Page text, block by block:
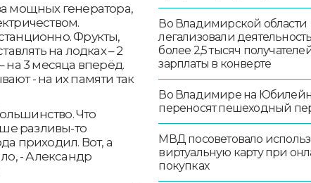
мощных генератора,
Фрукты,
на лодках – 2
на 3 месяца вперёд.
- на их памяти так
Что
разливы-то
приходил. Вот, а
- Александр
Во Владимирской области
легализовали
более 2,5 тысяч
зарплаты в конверте
Во Владимире на
переносят пешеходный
МВД посоветовало
виртуальную карту при
покупках